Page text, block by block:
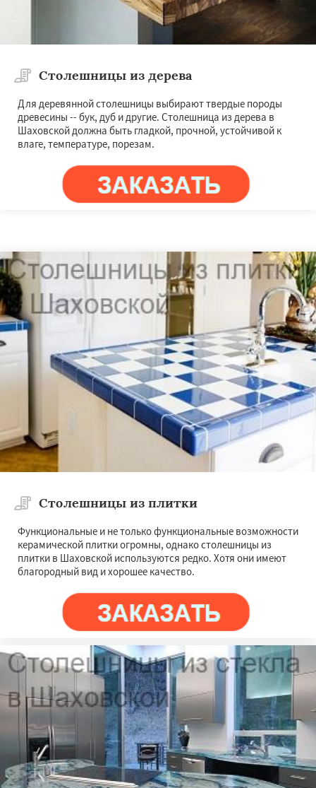
Столешницы из дерева
Для деревянной столешницы выбирают твердые породы
древесины -- бук, дуб и другие. Столешница из дерева в
Шаховской должна быть гладкой, прочной, устойчивой к
влаге, температуре, порезам.
Столешницы из плитки
Функциональные и не только функциональные возможности
керамической плитки огромны, однако столешницы из
плитки в Шаховской используются редко. Хотя они имеют
благородный вид и хорошее качество.